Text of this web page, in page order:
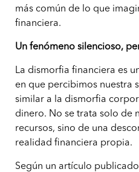
más común de lo que
financiera.
Un fenómeno silencioso,
La dismorfia financiera es
en que percibimos nuestra
similar a la dismorfia
dinero. No se trata solo de
recursos, sino de una
realidad financiera propia.
Según un artículo